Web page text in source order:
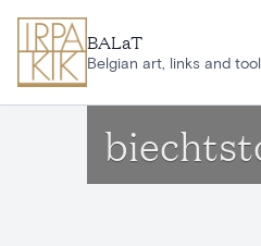
BALaT
Belgian art, links and